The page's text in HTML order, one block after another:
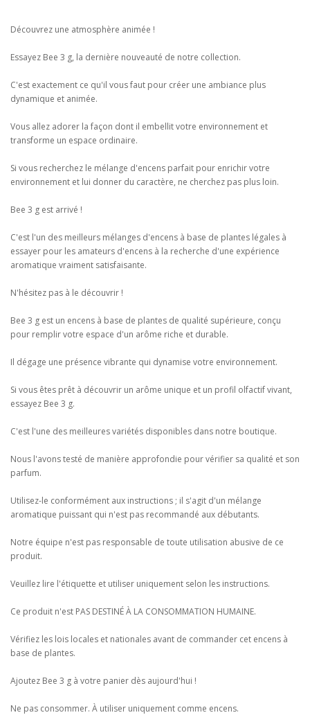
Découvrez une atmosphère animée !
Essayez Bee 3 g, la dernière nouveauté de notre collection.
C'est exactement ce qu'il vous faut pour créer une ambiance plus
dynamique et animée.
Vous allez adorer la façon dont il embellit votre environnement et
transforme un espace ordinaire.
Si vous recherchez le mélange d'encens parfait pour enrichir votre
environnement et lui donner du caractère, ne cherchez pas plus loin.
Bee 3 g est arrivé !
C'est l'un des meilleurs mélanges d'encens à base de plantes légales à
essayer pour les amateurs d'encens à la recherche d'une expérience
aromatique vraiment satisfaisante.
N'hésitez pas à le découvrir !
Bee 3 g est un encens à base de plantes de qualité supérieure, conçu
pour remplir votre espace d'un arôme riche et durable.
Il dégage une présence vibrante qui dynamise votre environnement.
Si vous êtes prêt à découvrir un arôme unique et un profil olfactif vivant,
essayez Bee 3 g.
C'est l'une des meilleures variétés disponibles dans notre boutique.
Nous l'avons testé de manière approfondie pour vérifier sa qualité et son
parfum.
Utilisez-le conformément aux instructions ; il s'agit d'un mélange
aromatique puissant qui n'est pas recommandé aux débutants.
Notre équipe n'est pas responsable de toute utilisation abusive de ce
produit.
Veuillez lire l'étiquette et utiliser uniquement selon les instructions.
Ce produit n'est PAS DESTINÉ À LA CONSOMMATION HUMAINE.
Vérifiez les lois locales et nationales avant de commander cet encens à
base de plantes.
Ajoutez Bee 3 g à votre panier dès aujourd'hui !
Ne pas consommer. À utiliser uniquement comme encens.